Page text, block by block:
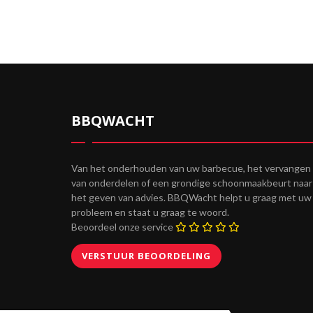
BBQWACHT
Van het onderhouden van uw barbecue, het vervangen
van onderdelen of een grondige schoonmaakbeurt naar
het geven van advies. BBQWacht helpt u graag met uw
probleem en staat u graag te woord.
Beoordeel onze service